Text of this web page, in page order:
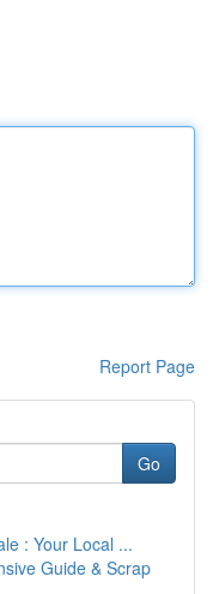
Report Page
Go
: Your Local ...
Guide & Scrap